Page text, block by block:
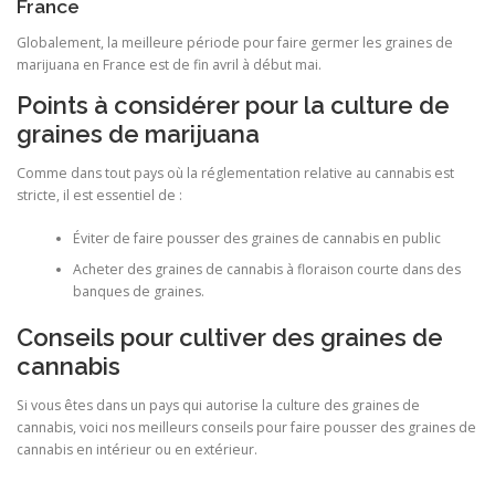
France
Globalement, la meilleure période pour faire germer les graines de
marijuana en France est de fin avril à début mai.
Points à considérer pour la culture de
graines de marijuana
Comme dans tout pays où la réglementation relative au cannabis est
stricte, il est essentiel de :
Éviter de faire pousser des graines de cannabis en public
Acheter des graines de cannabis à floraison courte dans des
banques de graines.
Conseils pour cultiver des graines de
cannabis
Si vous êtes dans un pays qui autorise la culture des graines de
cannabis, voici nos meilleurs conseils pour faire pousser des graines de
cannabis en intérieur ou en extérieur.